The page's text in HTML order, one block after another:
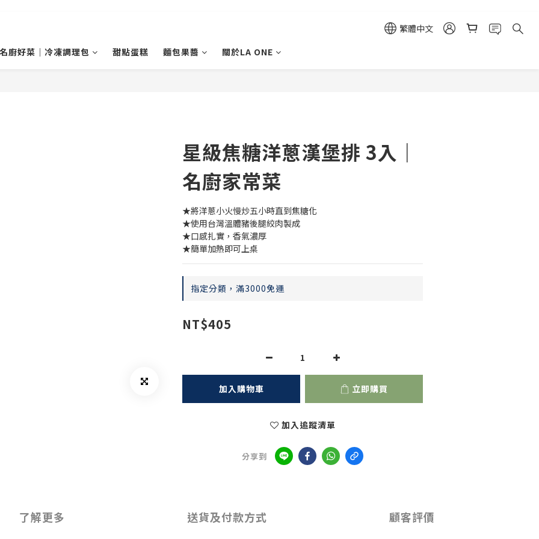
繁體中文
名廚好菜｜冷凍調理包
甜點蛋糕 麵包果醬 關於LA ONE
星級焦糖洋蔥漢堡排 3入｜
名廚家常菜
★將洋蔥小火慢炒五小時直到焦糖化
★使用台灣溫體豬後腿絞肉製成
★口感扎實，香氣濃厚
★簡單加熱即可上桌
指定分類，滿3000免運
NT$405
加入購物車 立即購買
加入追蹤清單
分享到
了解更多 送貨及付款方式 顧客評價